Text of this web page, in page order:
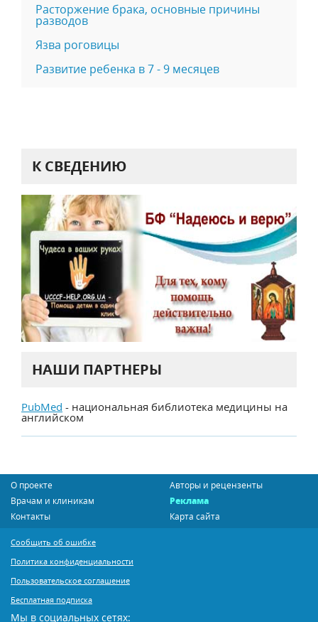
Расторжение брака, основные причины
разводов
Язва роговицы
Развитие ребенка в 7 - 9 месяцев
К СВЕДЕНИЮ
НАШИ ПАРТНЕРЫ
PubMed - национальная библиотека медицины на
английском
О проекте
Авторы и рецензенты
Врачам и клиникам
Реклама
Контакты
Карта сайта
Сообщить об ошибке
Политика конфиденциальности
Пользовательское соглашение
Бесплатная подписка
Мы в социальных сетях: